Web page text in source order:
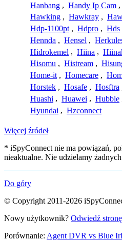
Hanbang , Handy Ip Cam ,
Hawking , Hawkray ,
Hdp-1100pt , Hdpro , Hds
Hennda , Hensel ,
Hidrokemel , Hiina ,
Hisomu , Histream ,
Home-it , Homecare ,
Horstek , Hosafe , Hosftra
Huashi , Huawei , Hubble
Hyundai , Hzconnect
Więcej źródeł
* iSpyConnect nie ma powiązań,
nieaktualne. Nie udzielamy
Do góry
© Copyright 2011-2026
Nowy użytkownik? Odwiedź
Porównanie: Agent DVR vs Blue